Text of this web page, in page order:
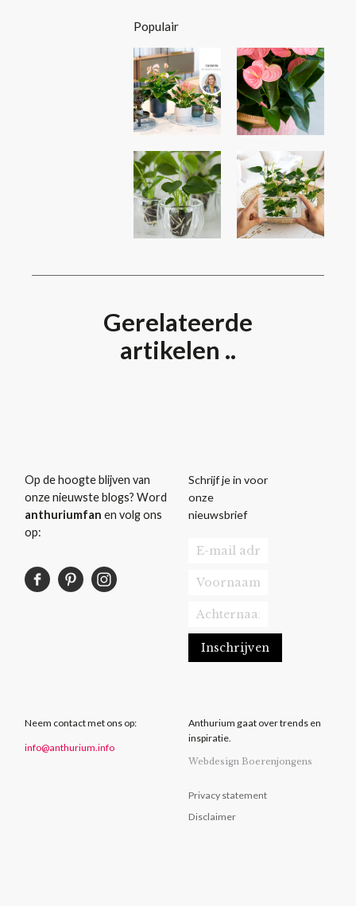
Populair
Gerelateerde
artikelen ..
Op de hoogte blijven van
onze nieuwste blogs? Word
anthuriumfan en volg ons
op:
Schrijf je in voor
onze
nieuwsbrief
Neem contact met ons op:
info@anthurium.info
Anthurium gaat over trends en
inspiratie.
Webdesign Boerenjongens
Privacy statement
Disclaimer